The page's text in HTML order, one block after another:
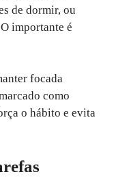
de dormir, ou
importante é
focada
como
o hábito e evita